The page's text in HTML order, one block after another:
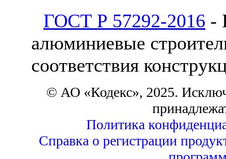
ГОСТ Р 57292-2016 -
алюминиевые
соответствия
© АО «Кодекс», 2025.
Политика
Справка о регистрации